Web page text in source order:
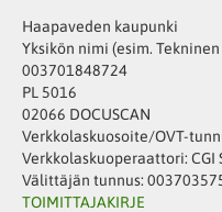
Haapaveden kaupunki
Yksikön nimi (esim.
003701848724
PL 5016
02066 DOCUSCAN
Verkkolaskuosoite/OVT-
Verkkolaskuoperaattori: CGI
Välittäjän tunnus:
TOIMITTAJAKIRJE